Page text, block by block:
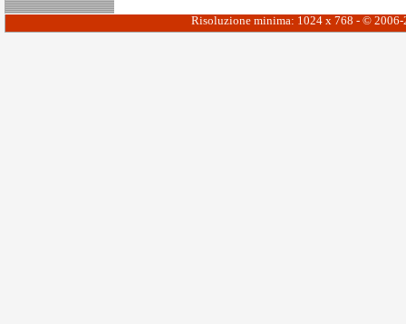
Risoluzione minima: 1024 x 768 - ©